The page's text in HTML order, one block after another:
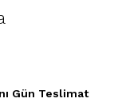
Gün Teslimat